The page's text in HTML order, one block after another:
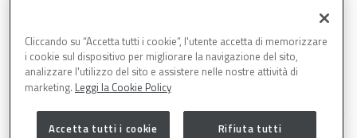
Cookies
Cliccando su “Accetta tutti i cookie”, l'utente accetta di memorizzare
i cookie sul dispositivo per migliorare la navigazione del sito,
analizzare l'utilizzo del sito e assistere nelle nostre attività di
marketing. Leggi la Cookie Policy
Accetta tutti i cookie Rifiuta tutti